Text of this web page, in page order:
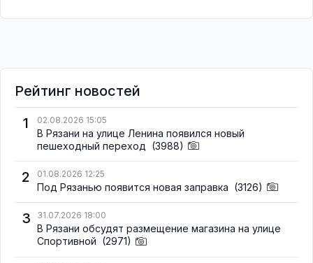
Рейтинг новостей
1
02.08.2026 15:05
В Рязани на улице Ленина появился новый
пешеходный переход (3988)
2 01.08.2026 12:25
Под Рязанью появится новая заправка (3126)
3 31.07.2026 18:00
В Рязани обсудят размещение магазина на улице
Спортивной (2971)